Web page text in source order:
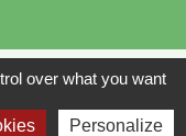
over what you want
Personalize